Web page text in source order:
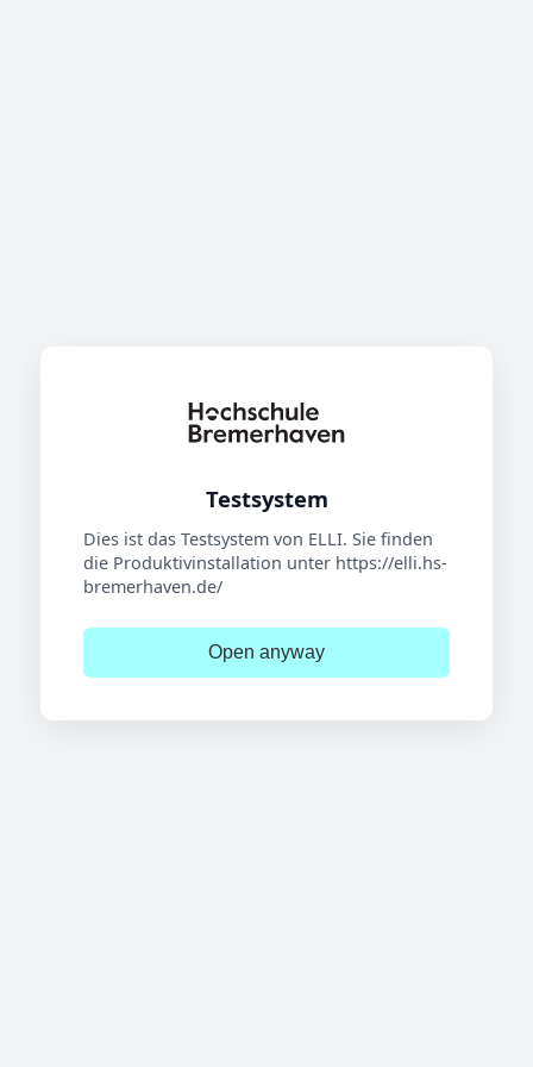
Testsystem
Dies ist das Testsystem von ELLI. Sie finden
die Produktivinstallation unter https://elli.hs-
bremerhaven.de/
Open anyway